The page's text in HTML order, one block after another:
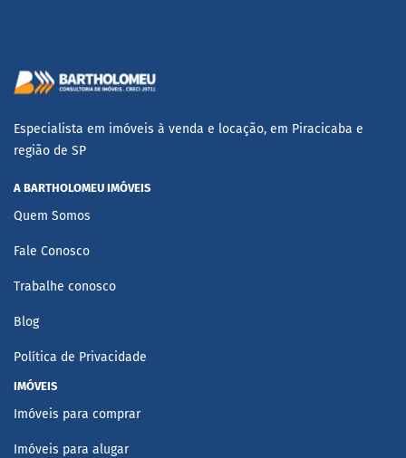
Especialista em imóveis à venda e locação, em Piracicaba e
região de SP
A BARTHOLOMEU IMÓVEIS
Quem Somos
Fale Conosco
Trabalhe conosco
Blog
Política de Privacidade
IMÓVEIS
Imóveis para comprar
Imóveis para alugar